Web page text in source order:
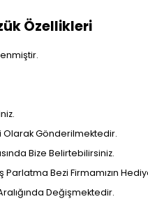
Özellikleri
Olarak Gönderilmektedir.
Bize Belirtebilirsiniz.
Bezi Firmamızın
Değişmektedir.